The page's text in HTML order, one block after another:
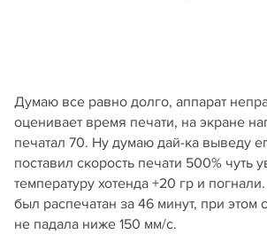
Думаю все равно долго, аппарат
оценивает время печати, на экране
печатал 70. Ну думаю дай-ка выведу
поставил скорость печати 500% чуть
температуру хотенда +20 гр и
был распечатан за 46 минут, при этом
не падала ниже 150 мм/с.